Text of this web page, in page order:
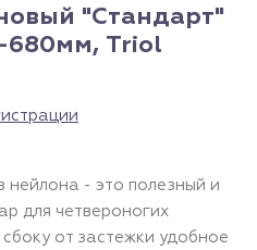
"Стандарт"
680мм, Triol
нейлона - это полезный и
для четвероногих
от застежки удобное